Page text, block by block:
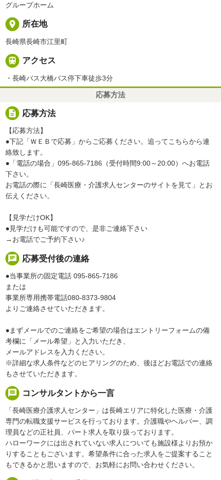
グループホーム
place 所在地
長崎県長崎市江里町
 アクセス
・長崎バス大橋バス停下車徒歩3分
応募方法
description 応募方法
【応募方法】
●下記「ＷＥＢで応募」からご応募ください。追ってこちらから連
絡致します。
●「電話の場合」095-865-7186（受付時間9:00～20:00）へお電話
下さい。
お電話の際に「長崎医療・介護求人センターのサイトを見て」とお
伝えください。
【見学だけOK】
●見学だけも可能ですので、是非ご連絡下さい
→お電話でご予約下さい♪
chat 応募受付後の連絡
●当事業所の固定電話 095-865-7186
または
事業所専用携帯電話080-8373-9804
よりご連絡させていただきます。
●まずメールでのご連絡をご希望の場合はエントリーフォームの備
考欄に「メール希望」と入力いただき、
メールアドレスを入力ください。
※詳細な求人条件などのヒアリングのため、後ほどお電話での連絡
もさせていただきます。
message コンサルタントから一言
「長崎医療介護求人センター」は長崎エリアに特化した医療・介護
専門の転職支援サービスを行っております。介護職やヘルパー、調
理員などの正社員、パート求人を取り扱っております。
ハローワークには出されていない求人についても施設様よりお預か
りすることもございます。希望条件に合った求人をご提案すること
もできるかと思いますので、お気軽にお問い合わせください。